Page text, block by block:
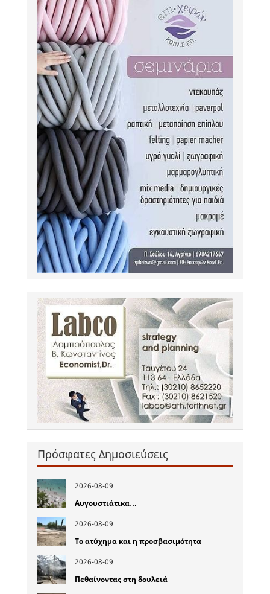
Πρόσφατες Δημοσιεύσεις
2026-08-09
Αυγουστιάτικα…
2026-08-09
Το ατύχημα και η προσβασιμότητα
2026-08-09
Πεθαίνοντας στη δουλειά